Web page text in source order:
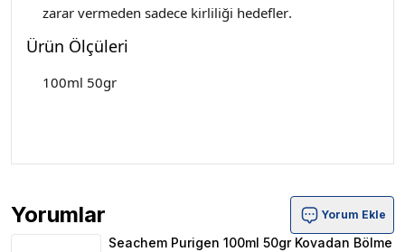
zarar vermeden sadece kirliliği hedefler.
Ürün Ölçüleri
100ml 50gr
Yorumlar
Seachem Purigen 100ml 50gr Kovadan Bölme Ürün
Yorum Ekle
Seachem Purigen 100ml 50gr Kovadan Bölme